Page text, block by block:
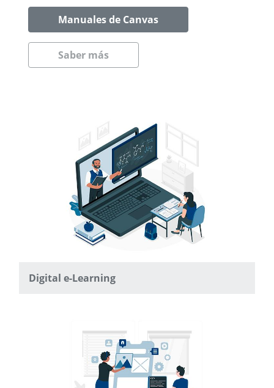
Manuales de Canvas
Saber más
Digital e-Learning